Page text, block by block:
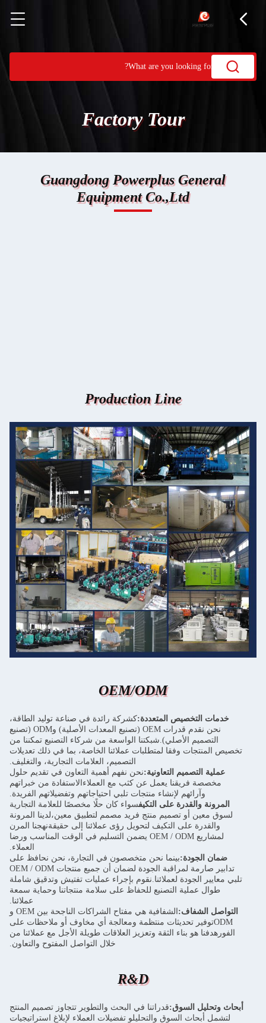
Factory Tour
Guangdong Powerplus General
Equipment Co.,Ltd
Production Line
OEM/ODM
خدمات التخصيص المتعددة:كشركة رائدة في صناعة توليد الطاقة،
نحن نقدم قدرات OEM (تصنيع المعدات الأصلية) وODM (تصنيع
التصميم الأصلي).شبكتنا الواسعة من شركاء التصنيع تمكننا من
تخصيص المنتجات وفقا لمتطلبات عملائنا الخاصة، بما في ذلك تعديلات
التصميم، العلامات التجارية، والتغليف.
عملية التصميم التعاونية:نحن نفهم أهمية التعاون في تقديم حلول
مخصصة فريقنا يعمل عن كثب مع العملاءالاستفادة من خبراتهم
وآرائهم لإنشاء منتجات تلبي احتياجاتهم وتفضيلاتهم الفريدة.
المرونة والقدرة على التكيفسواء كان حلًا مخصصًا للعلامة التجارية
لسوق معين أو تصميم منتج فريد مصمم لتطبيق معين،لدينا المرونة
والقدرة على التكيف لتحويل رؤى عملائنا إلى حقيقةنهجنا المرن
لمشاريع OEM / ODM يضمن التسليم في الوقت المناسب ورضا
العملاء.
ضمان الجودة:بينما نحن متخصصون في التجارة، نحن نحافظ على
تدابير صارمة لمراقبة الجودة لضمان أن جميع منتجات OEM / ODM
تلبي معايير الجودة لعملائنا.نقوم بإجراء عمليات تفتيش وتدقيق شاملة
طوال عملية التصنيع للحفاظ على سلامة منتجاتنا وحماية سمعة
عملائنا.
التواصل الشفاف:
الشفافية هي مفتاح الشراكات الناجحة بين OEM و
ODMتوفير تحديثات منتظمة ومعالجة أي مخاوف أو ملاحظات على
الفورهدفنا هو بناء الثقة وتعزيز العلاقات طويلة الأجل مع عملائنا من
خلال التواصل المفتوح والتعاون.
R&D
أبحاث وتحليل السوق:قدراتنا في البحث والتطوير تتجاوز تصميم المنتج
لتشمل أبحاث السوق والتحليلو تفضيلات العملاء لإبلاغ استراتيجيات